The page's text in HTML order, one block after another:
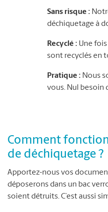
Sans risque :
déchiquetage à
Recyclé : Une
sont recyclés en
Pratique : Nous
vous. Nul besoin
Comment
de déchiquetage ?
Apportez-nous vos
déposerons dans un bac
soient détruits. C’est aussi